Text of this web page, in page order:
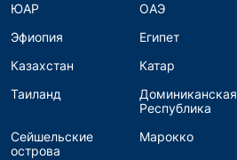
ЮАР
ОАЭ
Эфиопия
Египет
Казахстан
Катар
Таиланд
Доминиканская
Республика
Сейшельские
острова
Марокко